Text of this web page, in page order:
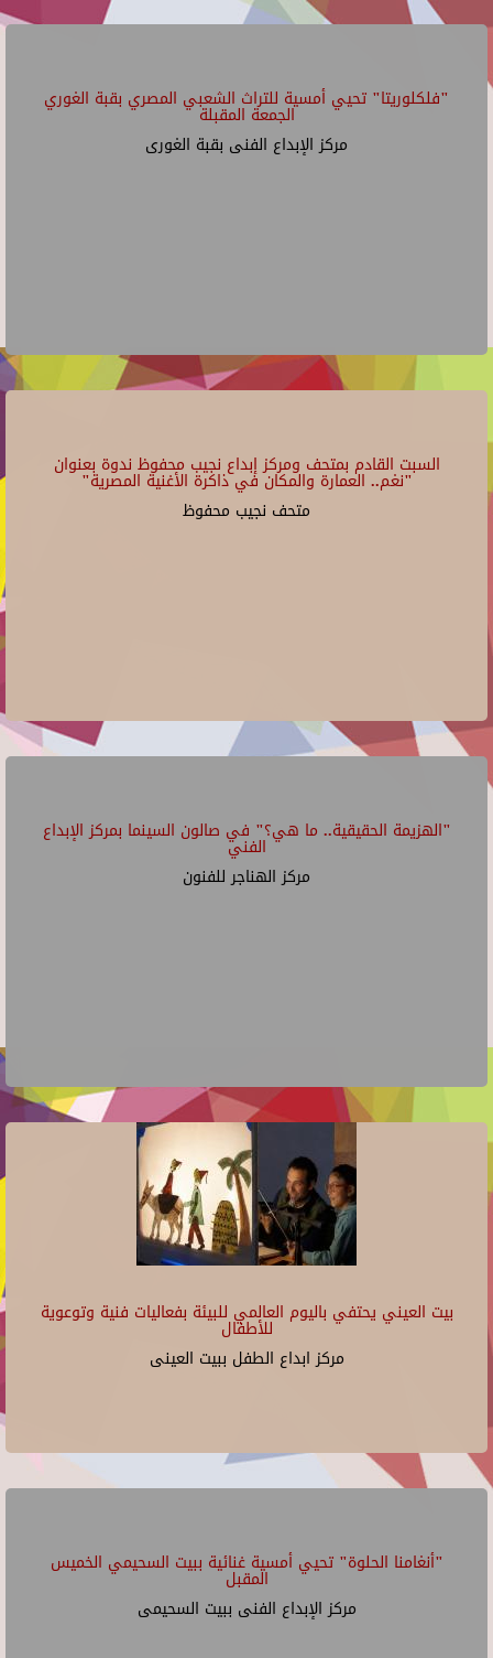
"فلكلوريتا" تحيي أمسية للتراث الشعبي المصري بقبة الغوري
الجمعة المقبلة
مركز الإبداع الفنى بقبة الغورى
السبت القادم بمتحف ومركز إبداع نجيب محفوظ ندوة بعنوان
"نغم.. العمارة والمكان في ذاكرة الأغنية المصرية"
متحف نجيب محفوظ
"الهزيمة الحقيقية.. ما هي؟" في صالون السينما بمركز الإبداع
الفني
مركز الهناجر للفنون
بيت العيني يحتفي باليوم العالمي للبيئة بفعاليات فنية وتوعوية
للأطفال
مركز ابداع الطفل ببيت العينى
"أنغامنا الحلوة" تحيي أمسية غنائية ببيت السحيمي الخميس
المقبل
مركز الإبداع الفنى ببيت السحيمى